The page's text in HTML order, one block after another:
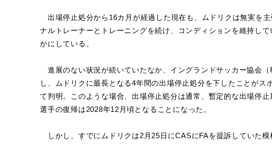
出場停止処分から16カ月が経過した現在も、ムドリクは無実を
ナルトレーナーとトレーニングを続け、コンディションを維持し
かにしている。
進展のない状況が続いていたなか、イングランドサッカー協会
し、ムドリクに最長となる4年間の出場停止処分を下したことがス
て判明。このような場合、出場停止処分は通常、暫定的な出場停
選手の復帰は2028年12月頃となることになった。
しかし、すでにムドリクは2月25日にCASにFAを提訴していた